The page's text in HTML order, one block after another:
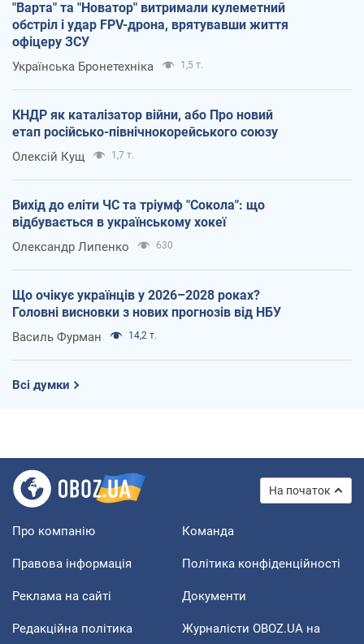
"Варта" та "Новатор" витримали кулеметний
обстріл і удар FPV-дрона, врятувавши життя
офіцеру ЗСУ
Українська Бронетехніка 1,5 т.
КНДР як каталізатор війни, або Про новий
етап російсько-північнокорейського союзу
Олексій Кущ 1,7 т.
Вихід до еліти ЧС та тріумф "Сокола": що
відбувається в українському хокеї
Олександр Липенко 630
Що очікує українців у 2026–2028 роках?
Головні висновки з нових прогнозів від НБУ
Василь Фурман 14,2 т.
Всі думки
На початок
Про компанію Команда
Правова інформація Політика конфіденційності
Реклама на сайті Документи
Редакційна політика
Журналісти OBOZ.UA на